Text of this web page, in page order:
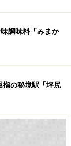
調味料「みまか
指の秘境駅「坪尻